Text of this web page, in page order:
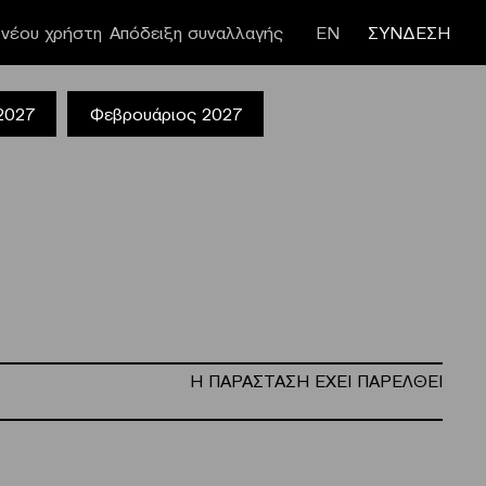
Απόδειξη συναλλαγής
χρήστη ΕΝ ΣΥΝΔΕΣΗ
Φεβρουάριος 2027
Η ΠΑΡΑΣΤΑΣΗ ΕΧΕΙ ΠΑΡΕΛΘΕΙ